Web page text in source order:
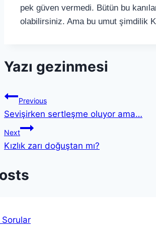
pek güven vermedi. Bütün bu
olabilirsiniz. Ama bu umut şimdilik
Yazı gezinmesi
Previous
Sevişirken sertleşme oluyor ama…
Next
Kızlık zarı doğuştan mı?